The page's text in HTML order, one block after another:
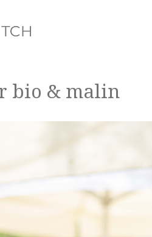
bio & malin